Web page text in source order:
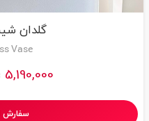
گلدان
Vase
5,190,000
سفارش